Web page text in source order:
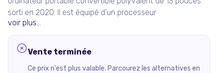
sorti en 2020. Il est équipé d'un processeur
voir plus...
Vente terminée
Ce prix n'est plus valable. Parcourez les alternatives en